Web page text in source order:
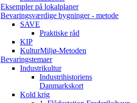
Eksempler på lokalplaner
Bevaringsværdige bygninger - metode
SAVE
Praktiske råd
KIP
KulturMiljø-Metoden
Bevaringstemaer
Industrikultur
Industrihistoriens
Danmarkskort
Kold krig